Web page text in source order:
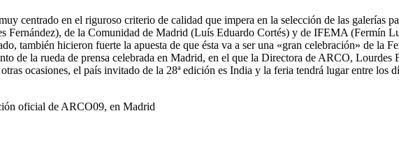
centrado en el riguroso criterio de calidad que impera en la selección de las galerías
Fernández), de la Comunidad de Madrid (Luís Eduardo Cortés) y de IFEMA (Fermín
también hicieron fuerte la apuesta de que ésta va a ser una «gran celebración» de la
de la rueda de prensa celebrada en Madrid, en el que la Directora de ARCO, Lourdes
ocasiones, el país invitado de la 28ª edición es India y la feria tendrá lugar entre los
oficial de ARCO09, en Madrid